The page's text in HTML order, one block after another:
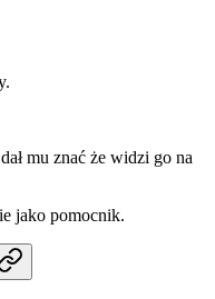
mu znać że widzi go na
jako pomocnik.